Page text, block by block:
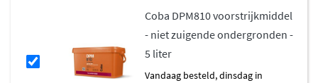
Coba DPM810 voorstrijkmiddel
- niet zuigende ondergronden -
5 liter
vandaag besteld, dinsdag in